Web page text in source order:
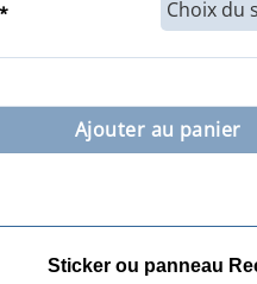
*
ou panneau Signalétique
Ajouter au panier
Sticker ou panneau